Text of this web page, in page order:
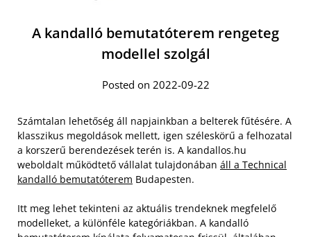
A kandalló bemutatóterem rengeteg
modellel szolgál
Posted on 2022-09-22
Számtalan lehetőség áll napjainkban a belterek fűtésére. A
klasszikus megoldások mellett, igen széleskörű a felhozatal
a korszerű berendezések terén is. A kandallos.hu
weboldalt működtető vállalat tulajdonában áll a Technical
kandalló bemutatóterem Budapesten.
Itt meg lehet tekinteni az aktuális trendeknek megfelelő
modelleket, a különféle kategóriákban. A kandalló